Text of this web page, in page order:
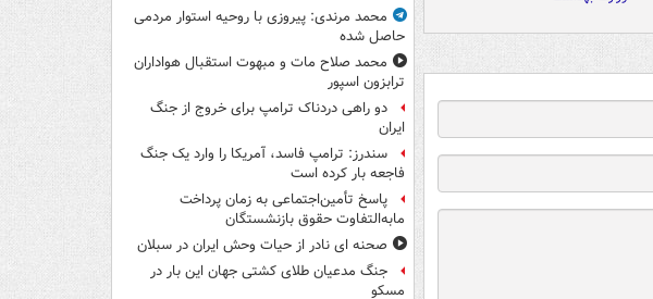
محمد مرندی: پیروزی با روحیه استوار مردمی
حاصل شده
محمد صلاح مات و مبهوت استقبال هواداران
ترابزون اسپور
دو راهی دردناک ترامپ برای خروج از جنگ
ایران
سندرز: ترامپ فاسد، آمریکا را وارد یک جنگ
فاجعه بار کرده است
پاسخ تأمین‌اجتماعی به زمان پرداخت
مابه‌التفاوت حقوق بازنشستگان
صحنه ای نادر از حیات وحش ایران در سبلان
جنگ مدعیان طلای کشتی جهان این بار در
مسکو